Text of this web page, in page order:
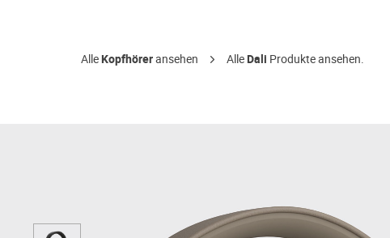
AlleKopfhöreransehen AlleDali Produkte ansehen.